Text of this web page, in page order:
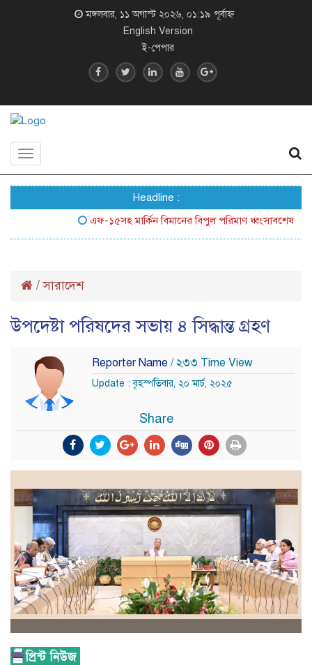
মঙ্গলবার, ১১ অগাস্ট ২০২৬, ০১:১৯ পূর্বাহ্ন
English Version
ই-পেপার
Toggle
Headline :
এফ-১৫সহ মার্কিন বিমানের বিপুল পরিমাণ ধ্বংসাবশেষ
/সারাদেশ
উপদেষ্টা পরিষদের সভায় ৪ সিদ্ধান্ত গ্রহণ
Reporter Name / ২৩৩ Time View
Update : বৃহস্পতিবার, ২০ মার্চ, ২০২৫
Share